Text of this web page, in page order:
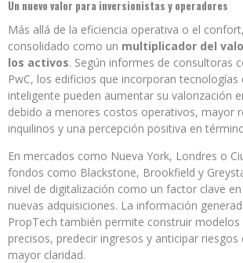
Un nuevo valor para inversionistas y operadores
Más allá de la eficiencia operativa o el
consolidado como un multiplicador del
los activos. Según informes de consultoras
PwC, los edificios que incorporan tecnologías
inteligente pueden aumentar su valorización
debido a menores costos operativos, mayor
inquilinos y una percepción positiva en
En mercados como Nueva York, Londres o
fondos como Blackstone, Brookfield y
nivel de digitalización como un factor clave
nuevas adquisiciones. La información
PropTech también permite construir
precisos, predecir ingresos y anticipar
mayor claridad.